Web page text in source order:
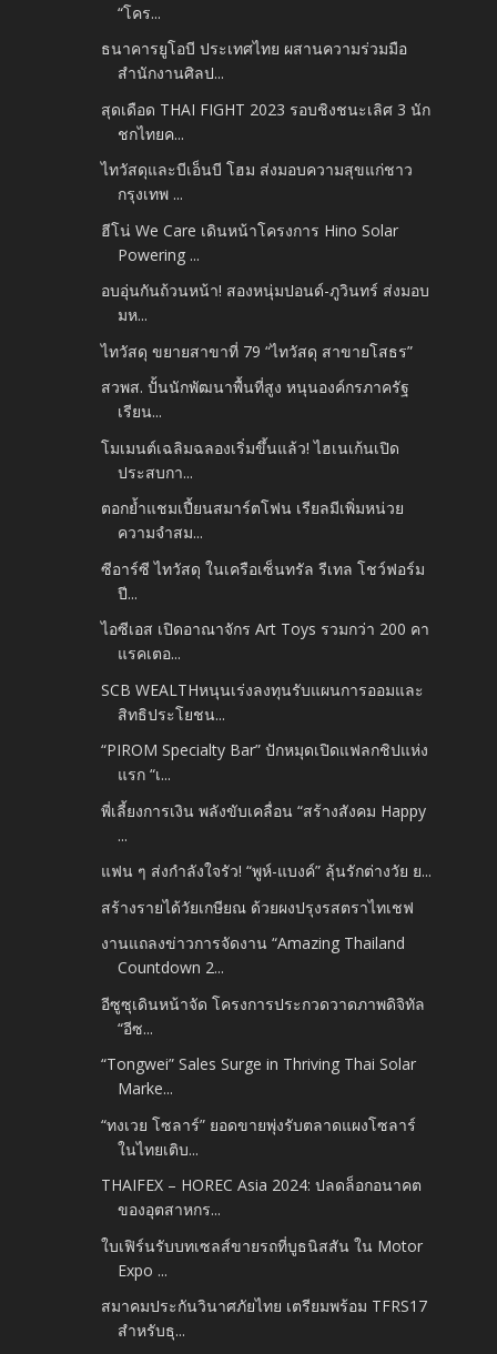
“โคร...
ธนาคารยูโอบี ประเทศไทย ผสานความร่วมมือ
สำนักงานศิลป...
สุดเดือด THAI FIGHT 2023 รอบชิงชนะเลิศ 3 นัก
ชกไทยค...
ไทวัสดุและบีเอ็นบี โฮม ส่งมอบความสุขแก่ชาว
กรุงเทพ ...
ฮีโน่ We Care เดินหน้าโครงการ Hino Solar
Powering ...
อบอุ่นกันถ้วนหน้า! สองหนุ่มปอนด์-ภูวินทร์ ส่งมอบ
มห...
ไทวัสดุ ขยายสาขาที่ 79 “ไทวัสดุ สาขายโสธร”
สวพส. ปั้นนักพัฒนาพื้นที่สูง หนุนองค์กรภาครัฐ
เรียน...
โมเมนต์เฉลิมฉลองเริ่มขึ้นแล้ว! ไฮเนเก้นเปิด
ประสบกา...
ตอกย้ำแชมเปี้ยนสมาร์ตโฟน เรียลมีเพิ่มหน่วย
ความจำสม...
ซีอาร์ซี ไทวัสดุ ในเครือเซ็นทรัล รีเทล โชว์ฟอร์ม
ปี...
ไอซีเอส เปิดอาณาจักร Art Toys รวมกว่า 200 คา
แรคเตอ...
SCB WEALTHหนุนเร่งลงทุนรับแผนการออมและ
สิทธิประโยชน...
“PIROM Specialty Bar” ปักหมุดเปิดแฟลกชิปแห่ง
แรก “เ...
พี่เลี้ยงการเงิน พลังขับเคลื่อน “สร้างสังคม Happy
...
แฟน ๆ ส่งกำลังใจรัว! “พูห์-แบงค์” ลุ้นรักต่างวัย ย...
สร้างรายได้วัยเกษียณ ด้วยผงปรุงรสตราไทเชฟ
งานแถลงข่าวการจัดงาน “Amazing Thailand
Countdown 2...
อีซูซุเดินหน้าจัด โครงการประกวดวาดภาพดิจิทัล
“อีซ...
“Tongwei” Sales Surge in Thriving Thai Solar
Marke...
“ทงเวย โซลาร์” ยอดขายพุ่งรับตลาดแผงโซลาร์
ในไทยเติบ...
THAIFEX – HOREC Asia 2024: ปลดล็อกอนาคต
ของอุตสาหกร...
ใบเฟิร์นรับบทเซลส์ขายรถที่บูธนิสสัน ใน Motor
Expo ...
สมาคมประกันวินาศภัยไทย เตรียมพร้อม TFRS17
สำหรับธุ...